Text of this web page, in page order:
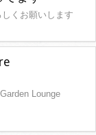
くお願いします
Lounge